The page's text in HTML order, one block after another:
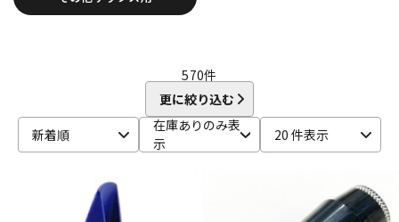
DTM オンライン納品
BRESLMAIR
Brilhart
C.G.CONN
Charles Davis Chateau
CLARKE
Claude Lakey
Colin Goldie
D'Addario Wood Winds
Dave Guardala
Denis Wick
DRAKE
EASTMAN EDDIE DANIELS EMO
FAT CAT
Feadog
Galeon
Giardinelli
570件
更に絞り込む
新着順
在庫ありのみ表
示
20 件表示